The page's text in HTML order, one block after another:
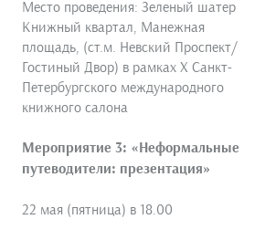
Место проведения: Зеленый шатер
Книжный квартал, Манежная
площадь, (ст.м. Невский Проспект/
Гостиный Двор) в рамках X Санкт-
Петербургского международного
книжного салона
Мероприятие 3: «Неформальные
путеводители: презентация»
22 мая (пятница) в 18.00